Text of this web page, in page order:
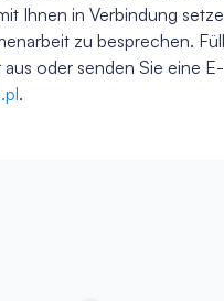
Ihnen in Verbindung
zu besprechen.
aus oder senden Sie eine
.